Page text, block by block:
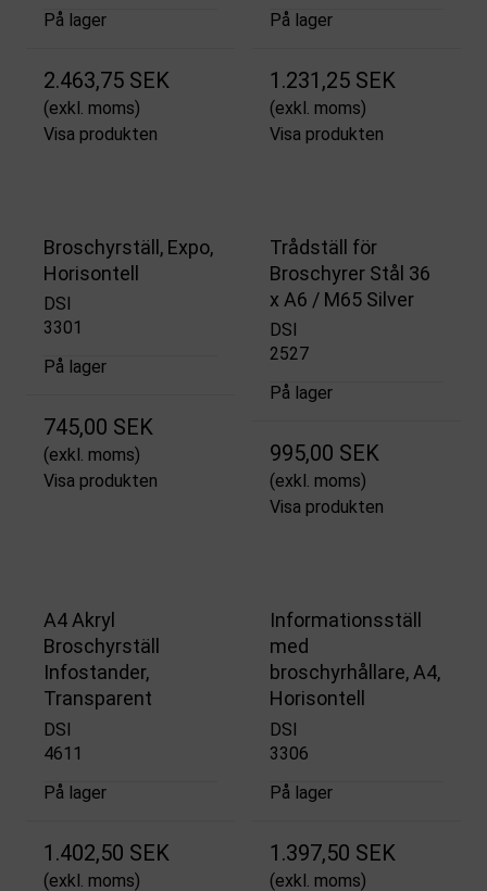
På lager
2.463,75 SEK
(exkl. moms)
Visa produkten
På lager
1.231,25 SEK
(exkl. moms)
Visa produkten
Broschyrställ, Expo,
Horisontell
DSI
3301
På lager
745,00 SEK
(exkl. moms)
Visa produkten
Trådställ för
Broschyrer Stål 36
x A6 / M65 Silver
DSI
2527
På lager
995,00 SEK
(exkl. moms)
Visa produkten
A4 Akryl
Broschyrställ
Infostander,
Transparent
DSI
4611
På lager
1.402,50 SEK
(exkl. moms)
Informationsställ
med
broschyrhållare, A4,
Horisontell
DSI
3306
På lager
1.397,50 SEK
(exkl. moms)